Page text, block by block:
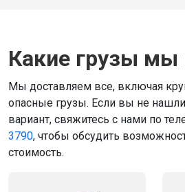
Какие грузы мы
Мы доставляем все, включая
опасные грузы. Если вы не
вариант, свяжитесь с нами по
3790, чтобы обсудить
стоимость.